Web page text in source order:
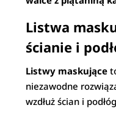
Listwa
ścianie i
Listwy maskujące
niezawodne
wzdłuż ścian i